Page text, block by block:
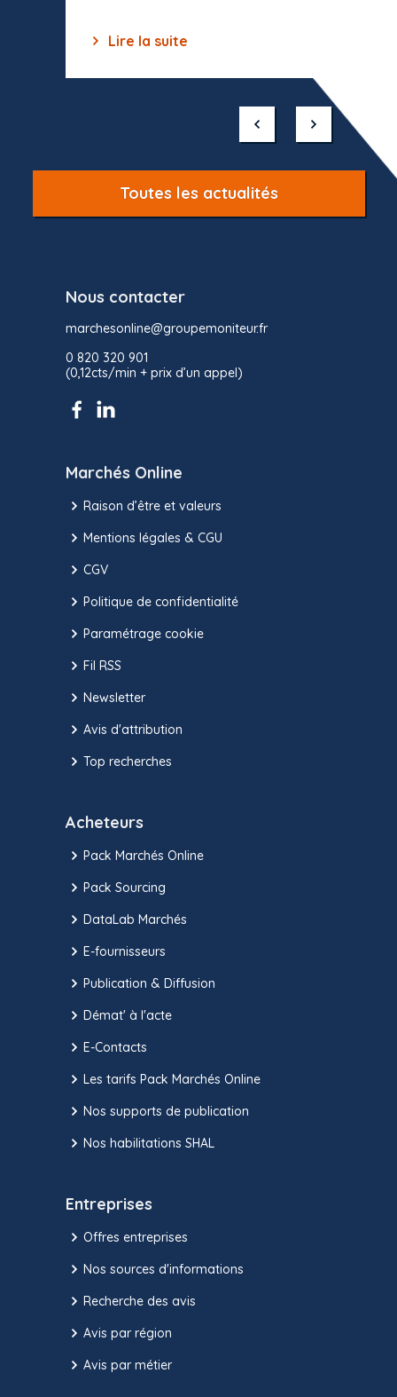
Lire la suite
Toutes les actualités
Nous contacter
marchesonline@groupemoniteur.fr
0 820 320 901
(0,12cts/min + prix d’un appel)
Marchés Online
Raison d’être et valeurs
Mentions légales & CGU
CGV
Politique de confidentialité
Paramétrage cookie
Fil RSS
Newsletter
Avis d'attribution
Top recherches
Acheteurs
Pack Marchés Online
Pack Sourcing
DataLab Marchés
E-fournisseurs
Publication & Diffusion
Démat' à l'acte
E-Contacts
Les tarifs Pack Marchés Online
Nos supports de publication
Nos habilitations SHAL
Entreprises
Offres entreprises
Nos sources d'informations
Recherche des avis
Avis par région
Avis par métier